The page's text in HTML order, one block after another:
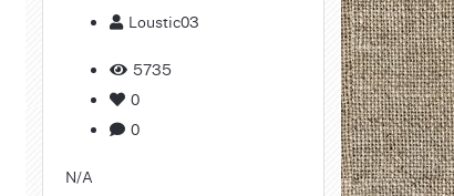
Loustic03
5735
0
0
N/A